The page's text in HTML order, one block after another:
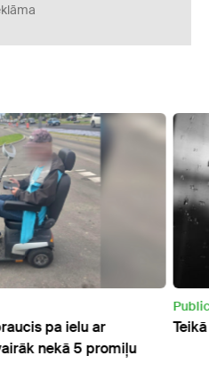
pa ielu ar
nekā 5 promiļu